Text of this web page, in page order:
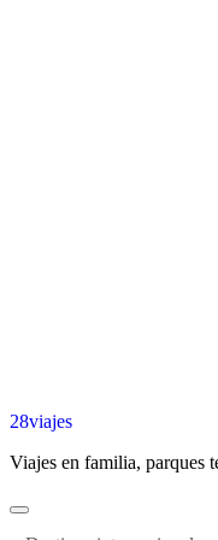
28viajes
Viajes en familia, parques